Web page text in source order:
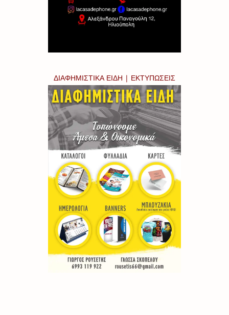
ΔΙΑΦΗΜΙΣΤΙΚΑ ΕΙΔΗ | ΕΚΤΥΠΩΣΕΙΣ